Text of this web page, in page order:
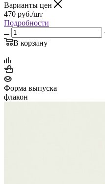
Варианты цен
470 руб./шт
Подробности
В корзину
Форма выпуска
флакон